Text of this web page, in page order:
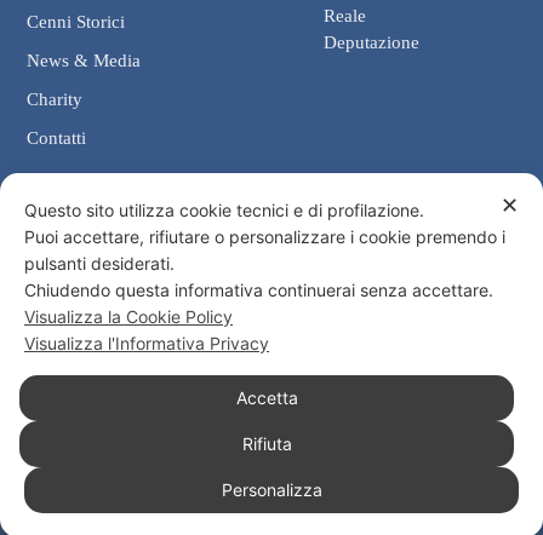
Reale
Deputazione
Cenni Storici
News & Media
Charity
Contatti
Contatti
Cancelleria: Via Giosuè Carducci, 4 00187 Roma
eMail: cancelleria@ordine-costantiniano.it
Tel. +39 06 47.41.190 +39 06 48.19.401
Social
Informativa Privacy
Consenso
✕
Questo sito utilizza cookie tecnici e di profilazione.
Puoi accettare, rifiutare o personalizzare i cookie premendo i
pulsanti desiderati.
Chiudendo questa informativa continuerai senza accettare.
Visualizza la Cookie Policy
Visualizza l'Informativa Privacy
Accetta
Rifiuta
Personalizza